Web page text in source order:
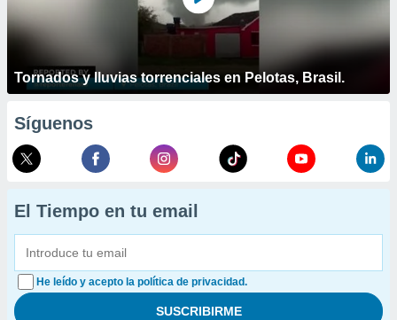
Tornados y lluvias torrenciales en Pelotas, Brasil.
Síguenos
El Tiempo en tu email
He leído y acepto la política de privacidad.